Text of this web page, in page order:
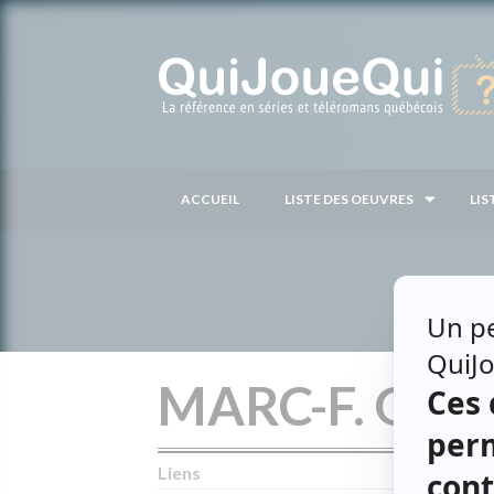
ACCUEIL LISTE DES OEUVRES
MARC-F.
Liens